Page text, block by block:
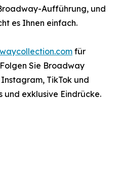
Aufführung, und
es Ihnen einfach.
für
Sie Broadway
TikTok und
und exklusive Eindrücke.